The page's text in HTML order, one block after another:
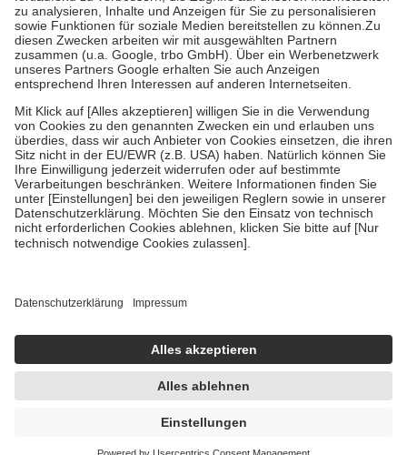
Bei Heilmitteln und häuslicher Krankenpflege beträgt die
Zuzahlung zehn Prozent der Kosten sowie zehn Euro je
Verordnung.
Um das Engagement der Versicherten für ihre eigene Gesundheit zu
stärken und die besondere Stellung der Familie zu unterstützen,
fallenkeine Zuzahlungenan bei:
• Kindern und Jugendlichen bis zum vollendeten 18. Lebensjahr
mit Ausnahme der Fahrkosten
• Untersuchungen zur Vorsorge und Früherkennung, die von der
GKV getragen werden
• empfohlenen Schutzimpfungen
• Harn- und Blutteststreifen
getroffen, um sicherzustellen, dass es sich um echte Bewertungen
https://help.etrusted.com/hc/de/articles/4419944605341
Einige Bilder und Inhalte wurden unter Zuhilfenahme künstlicher